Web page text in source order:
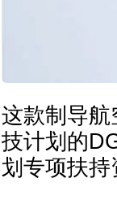
这款制导航
技计划的
划专项扶